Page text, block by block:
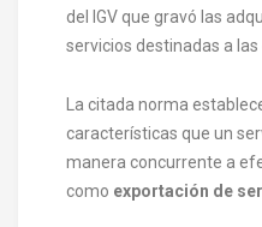
del IGV que gravó las
servicios destinadas a las
La citada norma
características que un
manera concurrente a
como exportación de